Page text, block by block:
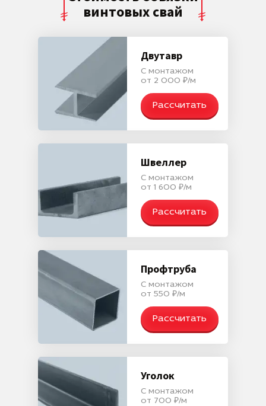
винтовых свай
Двутавр
С монтажом
от 2 000 ₽/м
Рассчитать
Швеллер
С монтажом
от 1 600 ₽/м
Рассчитать
Профтруба
С монтажом
от 550 ₽/м
Рассчитать
Уголок
С монтажом
от 700 ₽/м